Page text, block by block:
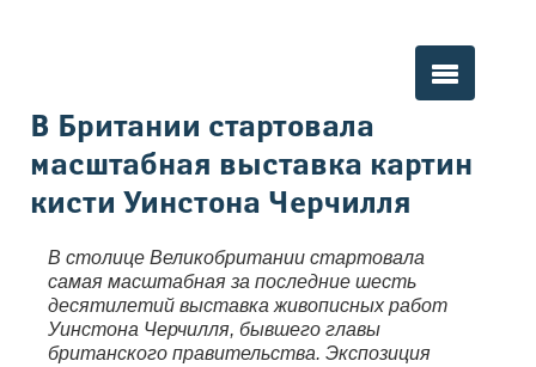
Вы здесь
В Британии стартовала
масштабная выставка картин
кисти Уинстона Черчилля
В столице Великобритании стартовала
самая масштабная за последние шесть
десятилетий выставка живописных работ
Уинстона Черчилля, бывшего главы
британского правительства. Экспозиция